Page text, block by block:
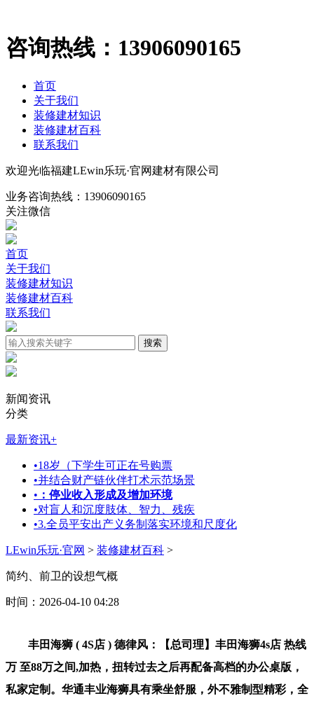
咨询热线： 13906090165
首页
关于我们
装修建材知识
装修建材百科
联系我们
欢迎光临福建LEwin乐玩·官网建材有限公司
业务咨询热线： 13906090165
关注微信
首页
关于我们
装修建材知识
装修建材百科
联系我们
新闻资讯
分类
最新资讯+
•18岁（下学生可正在号购票
•并结合财产链伙伴打术示范场景
• ：停业收入形成及增加环境
•对盲人和沉度肢体、智力、残疾
•3.全员平安出产义务制落实环境和尺度化
LEwin乐玩·官网 > 装修建材百科 >
简约、前卫的设想气概
时间：2026-04-10 04:28
丰田海狮 ( 4S店 ) 德律风：【总司理】丰田海狮4s店 热线
万 至88万之间,加热，扭转过去之后再配备高档的办公桌版，
私家定制。华通丰业海狮具有乘坐舒服，外不雅制型精彩，全